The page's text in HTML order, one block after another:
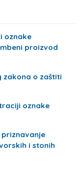
oznake
proizvod
zakona o zaštiti
oznake
priznavanje
i stonih